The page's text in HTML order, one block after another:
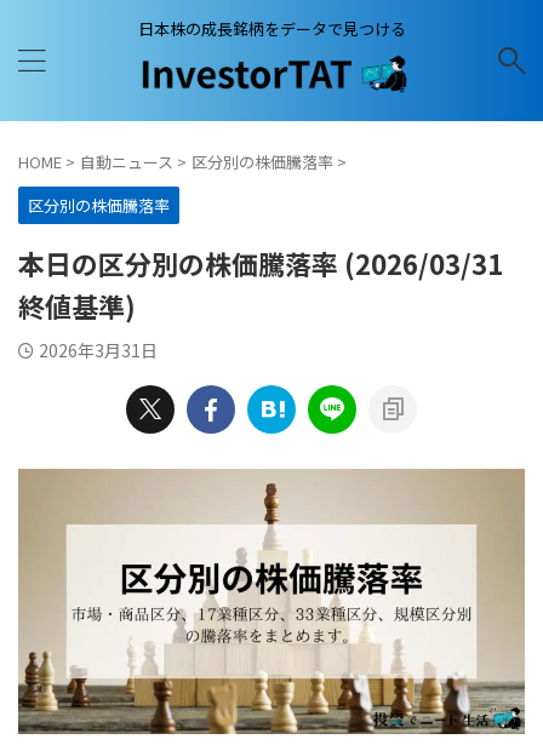
日本株の成長銘柄をデータで見つける
HOME > 自動ニュース > 区分別の株価騰落率 >
区分別の株価騰落率
本日の区分別の株価騰落率 (2026/03/31
終値基準)
2026年3月31日